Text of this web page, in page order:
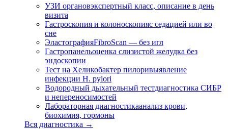
УЗИ органовэкспертный класс, описание в день
визита
Гастроскопия и колоноскопияс седацией или во
сне
ЭластографияFibroScan — без игл
Гастропанельоценка слизистой желудка без
эндоскопии
Тест на Хеликобактер пилоривыявление
инфекции H. pylori
Водородный дыхательный тестдиагностика СИБР
и непереносимостей
Лабораторная диагностикаанализ крови,
биохимия, гормоны
Вся диагностика →